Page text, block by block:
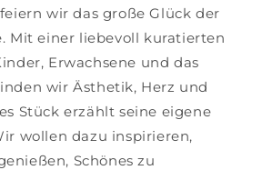
wir das große Glück der
Mit einer liebevoll kuratierten
Erwachsene und das
wir Ästhetik, Herz und
Stück erzählt seine eigene
wollen dazu inspirieren,
Schönes zu